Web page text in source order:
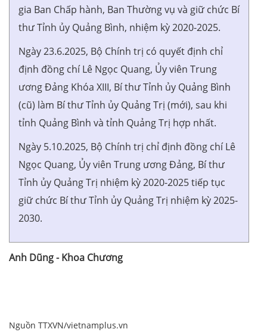
gia Ban Chấp hành, Ban Thường vụ và giữ chức Bí
thư Tỉnh ủy Quảng Bình, nhiệm kỳ 2020-2025.
Ngày 23.6.2025, Bộ Chính trị có quyết định chỉ
định đồng chí Lê Ngọc Quang, Ủy viên Trung
ương Đảng Khóa XIII, Bí thư Tỉnh ủy Quảng Bình
(cũ) làm Bí thư Tỉnh ủy Quảng Trị (mới), sau khi
tỉnh Quảng Bình và tỉnh Quảng Trị hợp nhất.
Ngày 5.10.2025, Bộ Chính trị chỉ định đồng chí Lê
Ngọc Quang, Ủy viên Trung ương Đảng, Bí thư
Tỉnh ủy Quảng Trị nhiệm kỳ 2020-2025 tiếp tục
giữ chức Bí thư Tỉnh ủy Quảng Trị nhiệm kỳ 2025-
2030.
Anh Dũng - Khoa Chương
Nguồn TTXVN/vietnamplus.vn